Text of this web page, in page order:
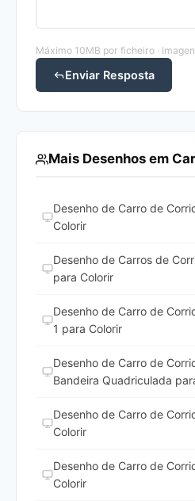
Máximo 10MB por ficheiro ·
Enviar Resposta
Mais Desenhos em
Desenho de Carro de
Colorir
Desenho de Carros de
para Colorir
Desenho de Carro de
1 para Colorir
Desenho de Carro de
Bandeira Quadriculada
Desenho de Carro de
Colorir
Desenho de Carro de
Colorir